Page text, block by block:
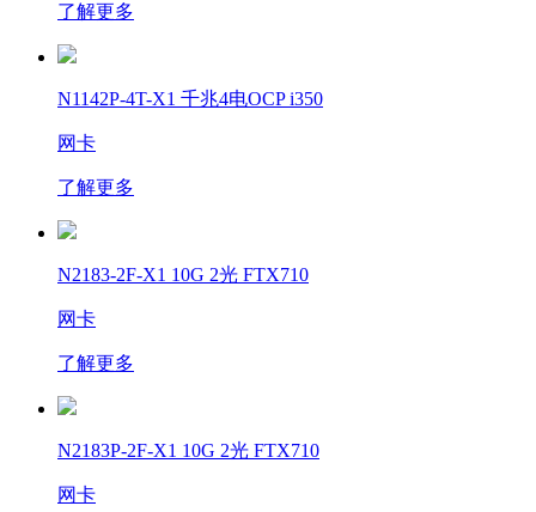
了解更多
N1142P-4T-X1 千兆4电OCP i350
网卡
了解更多
N2183-2F-X1 10G 2光 FTX710
网卡
了解更多
N2183P-2F-X1 10G 2光 FTX710
网卡